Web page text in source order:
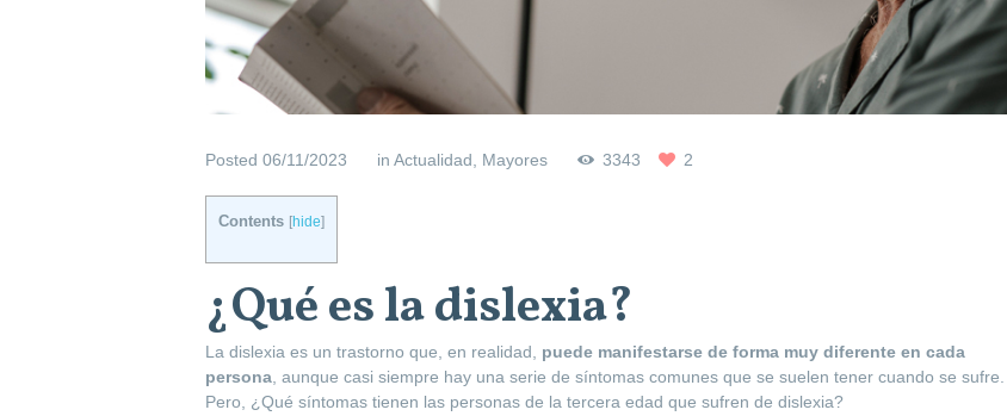
Posted 06/11/2023 inActualidad, Mayores 3343 2
Contents [hide]
¿Qué es la dislexia?
La dislexia es un trastorno que, en realidad, puede manifestarse de forma muy diferente en cada
persona, aunque casi siempre hay una serie de síntomas comunes que se suelen tener cuando se sufre.
Pero, ¿Qué síntomas tienen las personas de la tercera edad que sufren de dislexia?